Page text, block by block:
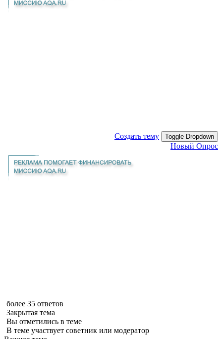
Создать тему Toggle Dropdown
Новый Опрос
более 35 ответов
Закрытая тема
Вы отметились в теме
В теме участвует советник или модератор